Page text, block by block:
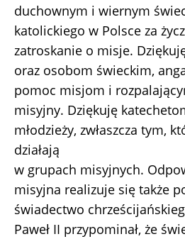
duchownym i wiernym
katolickiego w Polsce za
zatroskanie o misje.
oraz osobom świeckim,
pomoc misjom i
misyjny. Dziękuję
młodzieży, zwłaszcza tym,
działają
w grupach misyjnych.
misyjna realizuje się także
świadectwo
Paweł II przypominał, że